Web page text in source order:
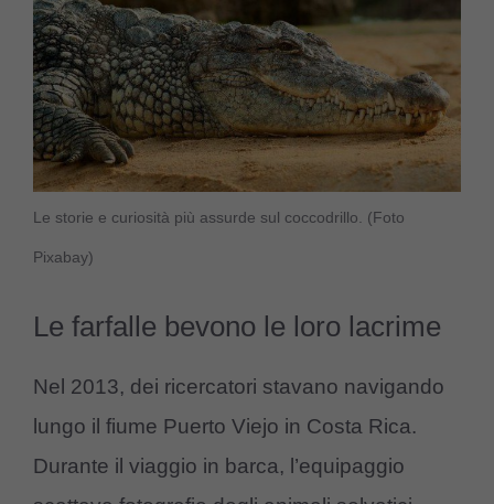
Le storie e curiosità più assurde sul coccodrillo. (Foto
Pixabay)
Le farfalle bevono le loro lacrime
Nel 2013, dei ricercatori stavano navigando
lungo il fiume Puerto Viejo in Costa Rica.
Durante il viaggio in barca, l’equipaggio